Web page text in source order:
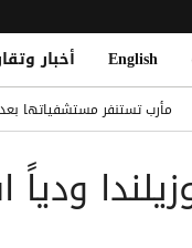
English أخبار
مأرب تستنفر مستشفياتها
ريال مدريد يضم ديوماندي رسميًا حتى 2033
مقتل نحو 100 مهاجر في موجة عبور جماعي إلى سبتة وسط أزمة إنسانية وأمنية